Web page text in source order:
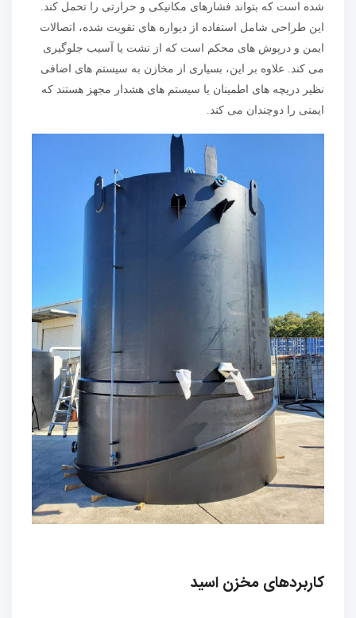
شده است که بتواند فشارهای مکانیکی و حرارتی را تحمل کند.
این طراحی شامل استفاده از دیواره های تقویت شده، اتصالات
ایمن و درپوش های محکم است که از نشت یا آسیب جلوگیری
می کند. علاوه بر این، بسیاری از مخازن به سیستم های اضافی
نظیر دریچه های اطمینان یا سیستم های هشدار مجهز هستند که
ایمنی را دوچندان می کند.
کاربردهای مخزن اسید